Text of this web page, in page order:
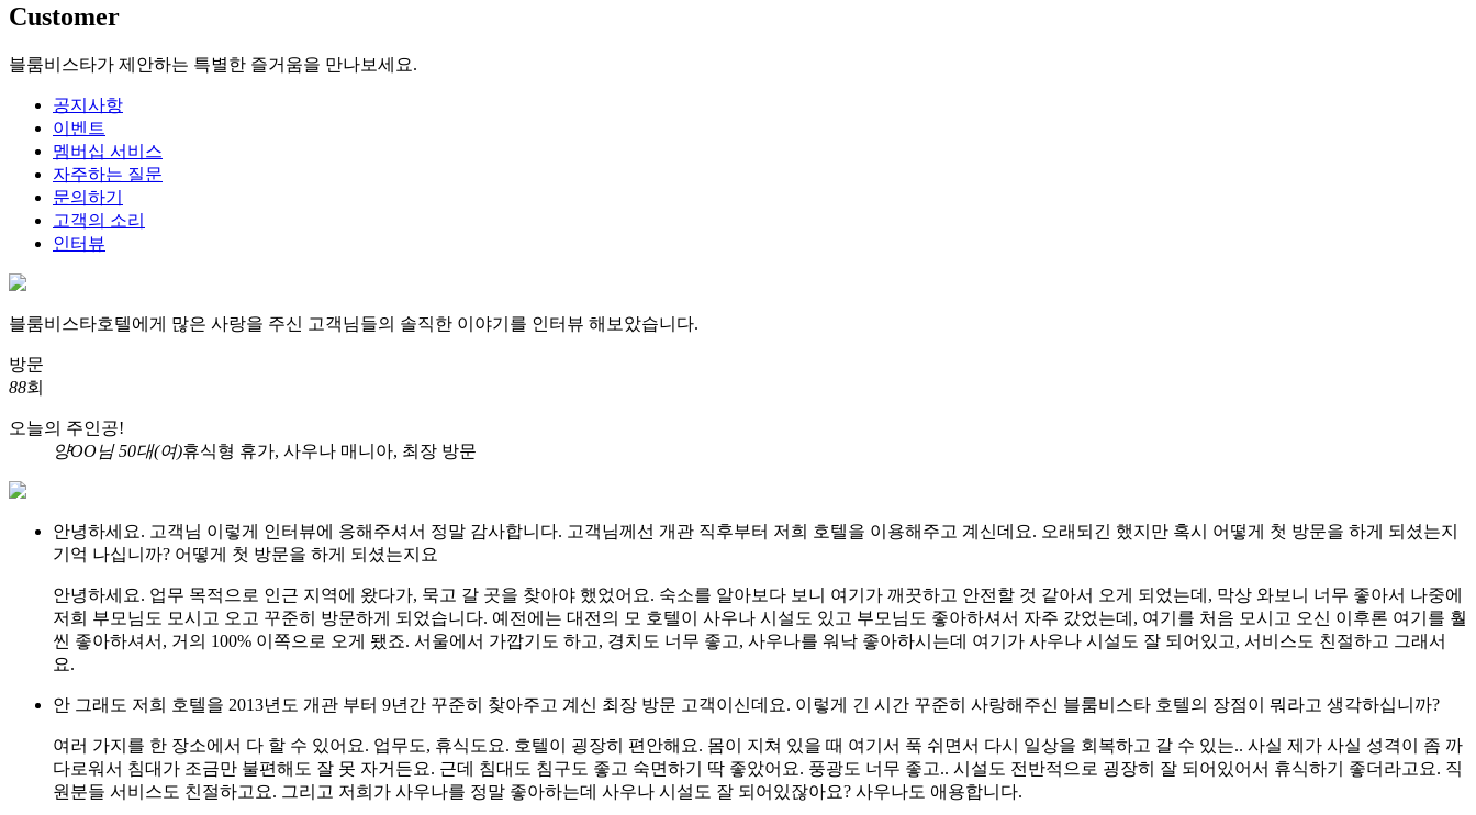
Customer
블룸비스타가 제안하는 특별한 즐거움을 만나보세요.
공지사항
이벤트
멤버십 서비스
자주하는 질문
문의하기
고객의 소리
인터뷰
블룸비스타호텔에게 많은 사랑을 주신 고객님들의 솔직한 이야기를 인터뷰 해보았습니다.
방문
88회
오늘의 주인공!
양OO님 50대(여)휴식형 휴가, 사우나 매니아, 최장 방문
안녕하세요. 고객님 이렇게 인터뷰에 응해주셔서 정말 감사합니다. 고객님께선 개관 직후부터 저희 호텔을 이용해주고 계신데요. 오래되긴 했지만 혹시 어떻게 첫 방문을 하게 되셨는지
기억 나십니까? 어떻게 첫 방문을 하게 되셨는지요
안녕하세요. 업무 목적으로 인근 지역에 왔다가, 묵고 갈 곳을 찾아야 했었어요. 숙소를 알아보다 보니 여기가 깨끗하고 안전할 것 같아서 오게 되었는데, 막상 와보니 너무 좋아서 나중에
저희 부모님도 모시고 오고 꾸준히 방문하게 되었습니다. 예전에는 대전의 모 호텔이 사우나 시설도 있고 부모님도 좋아하셔서 자주 갔었는데, 여기를 처음 모시고 오신 이후론 여기를 훨
씬 좋아하셔서, 거의 100% 이쪽으로 오게 됐죠. 서울에서 가깝기도 하고, 경치도 너무 좋고, 사우나를 워낙 좋아하시는데 여기가 사우나 시설도 잘 되어있고, 서비스도 친절하고 그래서
요.
안 그래도 저희 호텔을 2013년도 개관 부터 9년간 꾸준히 찾아주고 계신 최장 방문 고객이신데요. 이렇게 긴 시간 꾸준히 사랑해주신 블룸비스타 호텔의 장점이 뭐라고 생각하십니까?
여러 가지를 한 장소에서 다 할 수 있어요. 업무도, 휴식도요. 호텔이 굉장히 편안해요. 몸이 지쳐 있을 때 여기서 푹 쉬면서 다시 일상을 회복하고 갈 수 있는.. 사실 제가 사실 성격이 좀 까
다로워서 침대가 조금만 불편해도 잘 못 자거든요. 근데 침대도 침구도 좋고 숙면하기 딱 좋았어요. 풍광도 너무 좋고.. 시설도 전반적으로 굉장히 잘 되어있어서 휴식하기 좋더라고요. 직
원분들 서비스도 친절하고요. 그리고 저희가 사우나를 정말 좋아하는데 사우나 시설도 잘 되어있잖아요? 사우나도 애용합니다.